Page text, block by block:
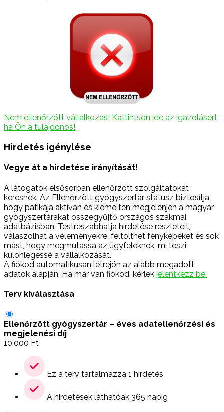
Nem ellenőrzött vállalkozás! Kattintson ide az igazolásért,
ha Ön a tulajdonos!
Hirdetés igénylése
Vegye át a hirdetése irányítását!
A látogatók elsősorban ellenőrzött szolgáltatókat
keresnek. Az Ellenőrzött gyógyszertár státusz biztosítja,
hogy patikája aktívan és kiemelten megjelenjen a magyar
gyógyszertárakat összegyűjtő országos szakmai
adatbázisban. Testreszabhatja hirdetése részleteit,
válaszolhat a véleményekre, feltölthet fényképeket és sok
mást, hogy megmutassa az ügyfeleknek, mi teszi
különlegessé a vállalkozását.
A fiókod automatikusan létrejön az alább megadott
adatok alapján. Ha már van fiókod, kérlek jelentkezz be.
Terv kiválasztása
Ellenőrzött gyógyszertár – éves adatellenőrzési és
megjelenési díj
10,000 Ft
Ez a terv tartalmazza 1 hirdetés
A hirdetések láthatóak 365 napig